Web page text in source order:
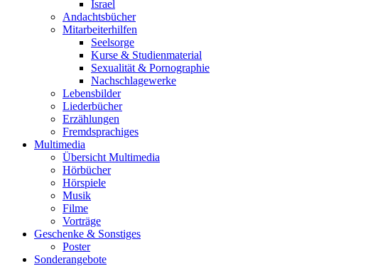
Israel
Andachtsbücher
Mitarbeiterhilfen
Seelsorge
Kurse & Studienmaterial
Sexualität & Pornographie
Nachschlagewerke
Lebensbilder
Liederbücher
Erzählungen
Fremdsprachiges
Multimedia
Übersicht Multimedia
Hörbücher
Hörspiele
Musik
Filme
Vorträge
Geschenke & Sonstiges
Poster
Sonderangebote